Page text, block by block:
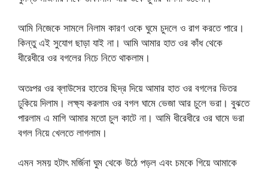
আমি নিজেকে সামলে নিলাম কারণ ওকে ঘুমে চুদলে ও রাগ করতে পারে।
কিন্তু এই সুযোগ ছাড়া যাই না। আমি আমার হাত ওর কাঁধ থেকে
ধীরেধীরে ওর বগলের নিচে নিতে থাকলাম।
অতঃপর ওর ব্লাউসের হাতের ছিদ্র দিয়ে আমার হাত ওর বগলের ভিতর
ঢুকিয়ে দিলাম। লক্ষ্য করলাম ওর বগল ঘামে ভেজা আর চুলে ভরা। বুঝতে
পারলাম এ মাগি আমার মতো চুল কাটে না। আমি ধীরেধীরে ওর ঘামে ভরা
বগল নিয়ে খেলতে লাগলাম।
এমন সময় হটাৎ মর্জিনা ঘুম থেকে উঠে পড়ল এবং চমকে গিয়ে আমাকে